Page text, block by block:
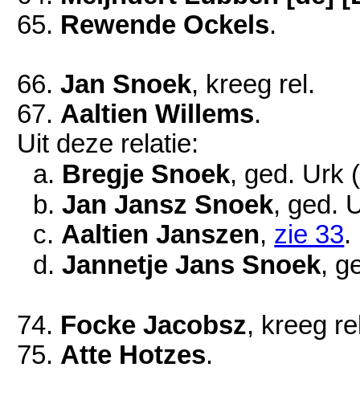
65. Rewende Ockels.
66.Jan Snoek, kreeg rel.
67. Aaltien Willems.
Uit deze relatie:
a. Bregje Snoek, ged. Urk
b.Jan Jansz Snoek, ged.
c. Aaltien Janszen, zie 33.
d.Jannetje Jans Snoek,
74. Focke Jacobsz, kreeg
75. Atte Hotzes.